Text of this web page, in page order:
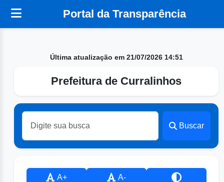
Portal da Transparência
Última atualização em 21/07/2026 14:51
Prefeitura de Curralinhos
Buscar
A+ A-